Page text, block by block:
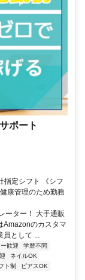
ポート
指定シフト 《シフ
康管理のため勤務
ーター！ 大手通販
のカスタマ
員として ...
歓迎
学歴不問
ネイルOK
ト制
ピアスOK